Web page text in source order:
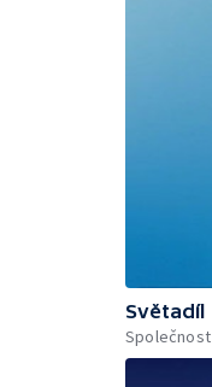
Světadíl
Společnost